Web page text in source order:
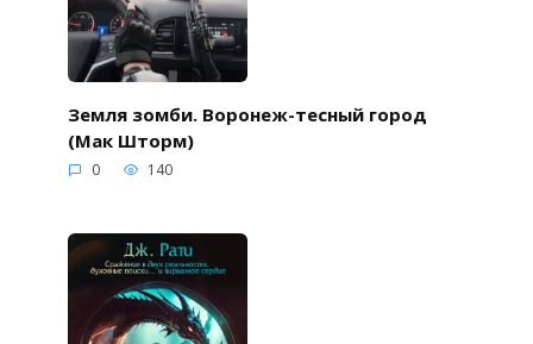
Земля зомби. Воронеж-тесный город
(Мак Шторм)
0 140